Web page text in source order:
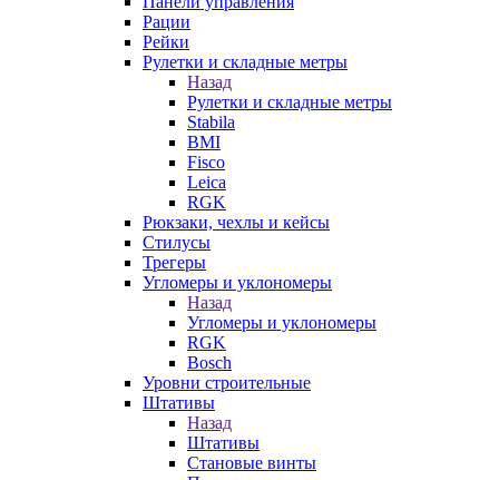
Рации
Рейки
Рулетки и складные метры
Назад
Рулетки и складные метры
Stabila
BMI
Fisco
Leica
RGK
Рюкзаки, чехлы и кейсы
Стилусы
Трегеры
Угломеры и уклономеры
Назад
Угломеры и уклономеры
RGK
Bosch
Уровни строительные
Штативы
Назад
Штативы
Становые винты